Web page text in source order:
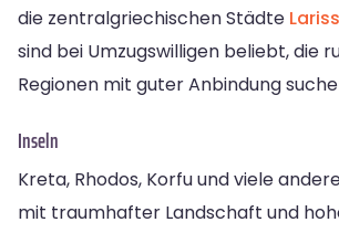
die zentralgriechischen Städte
sind bei Umzugswilligen beliebt, die
Regionen mit guter Anbindung
Inseln
Kreta, Rhodos, Korfu und viele
mit traumhafter Landschaft und